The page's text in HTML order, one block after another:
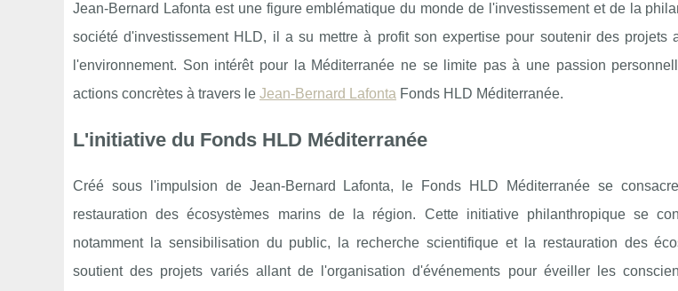
Jean-Bernard Lafonta est une figure emblématique du monde de l'investissement et de la
société d'investissement HLD, il a su mettre à profit son expertise pour soutenir des projets
l'environnement. Son intérêt pour la Méditerranée ne se limite pas à une passion
actions concrètes à travers le Jean-Bernard Lafonta Fonds HLD Méditerranée.
L'initiative du Fonds HLD Méditerranée
Créé sous l'impulsion de Jean-Bernard Lafonta, le Fonds HLD Méditerranée se
restauration des écosystèmes marins de la région. Cette initiative philanthropique se
notamment la sensibilisation du public, la recherche scientifique et la restauration des
soutient des projets variés allant de l'organisation d'événements pour éveiller les